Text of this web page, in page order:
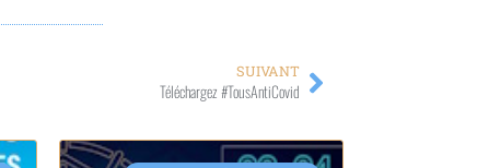
SUIVANT
Téléchargez #TousAntiCovid